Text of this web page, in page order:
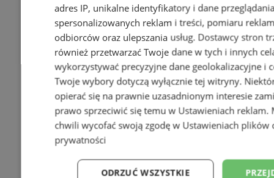
adres IP, unikalne identyfikatory i dane
spersonalizowanych reklam i treści, pomiaru
odbiorców oraz ulepszania usług. Dostawcy stron
również przetwarzać Twoje dane w tych i innych
wykorzystywać precyzyjne dane geolokalizacyjne i
Twoje wybory dotyczą wyłącznie tej witryny.
opierać się na prawnie uzasadnionym interesie
prawo sprzeciwić się temu w Ustawieniach reklam.
chwili wycofać swoją zgodę w Ustawieniach plików
prywatności
ODRZUĆ WSZYSTKIE